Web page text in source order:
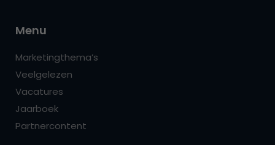
Menu
Marketingthema’s
Veelgelezen
Vacatures
Jaarboek
Partnercontent